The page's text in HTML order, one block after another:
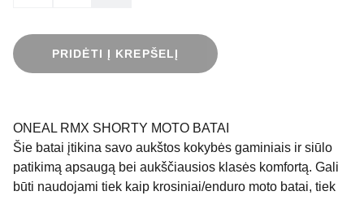
PRIDĖTI Į KREPŠELĮ
ONEAL RMX SHORTY MOTO BATAI
Šie batai įtikina savo aukštos kokybės gaminiais ir siūlo
patikimą apsaugą bei aukščiausios klasės komfortą. Gali
būti naudojami tiek kaip krosiniai/enduro moto batai, tiek